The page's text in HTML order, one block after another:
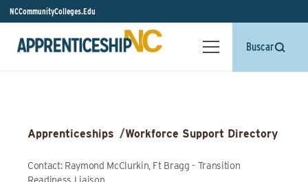
NCCommunityColleges.Edu
Buscar
Apprenticeships /Workforce Support Directory
Contact: Raymond McClurkin, Ft Bragg - Transition